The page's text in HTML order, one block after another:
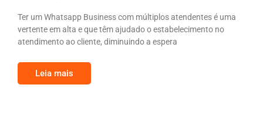
Ter um Whatsapp Business com múltiplos atendentes é uma
vertente em alta e que têm ajudado o estabelecimento no
atendimento ao cliente, diminuindo a espera
Leia mais